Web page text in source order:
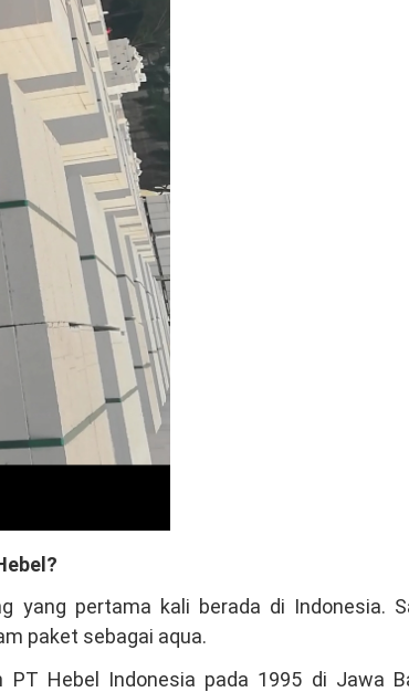
yang pertama kali berada di Indonesia.
paket sebagai aqua.
Hebel Indonesia pada 1995 di Jawa